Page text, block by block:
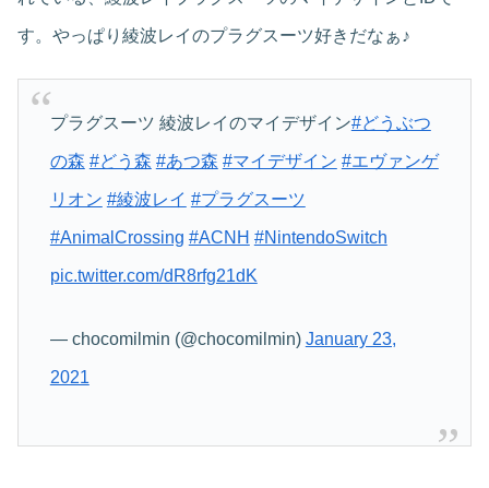
す。やっぱり綾波レイのプラグスーツ好きだなぁ♪
プラグスーツ 綾波レイのマイデザイン#どうぶつ
の森 #どう森 #あつ森 #マイデザイン #エヴァンゲ
リオン #綾波レイ #プラグスーツ
#AnimalCrossing #ACNH #NintendoSwitch
pic.twitter.com/dR8rfg21dK
— chocomilmin (@chocomilmin) January 23,
2021